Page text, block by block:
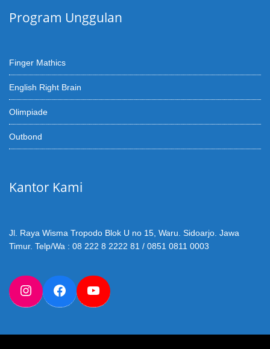
Program Unggulan
Finger Mathics
English Right Brain
Olimpiade
Outbond
Kantor Kami
Jl. Raya Wisma Tropodo Blok U no 15, Waru. Sidoarjo. Jawa
Timur. Telp/Wa : 08 222 8 2222 81 / 0851 0811 0003
InstagramFacebookYouTube